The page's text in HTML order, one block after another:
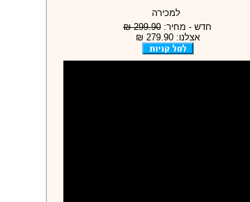
למכירה
חדש - מחיר: 299.90 ₪
אצלנו: 279.90 ₪